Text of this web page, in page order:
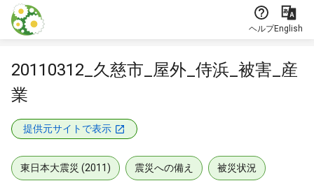
本文に飛ぶ
ヘルプEnglish
20110312_久慈市_屋外_侍浜_被害_産
業
提供元サイトで表示
東日本大震災 (2011) 震災への備え 被災状況